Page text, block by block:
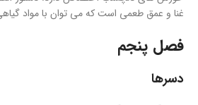
غنا و عمق طعمی است که می توان با مواد
فصل پنجم
دسرها